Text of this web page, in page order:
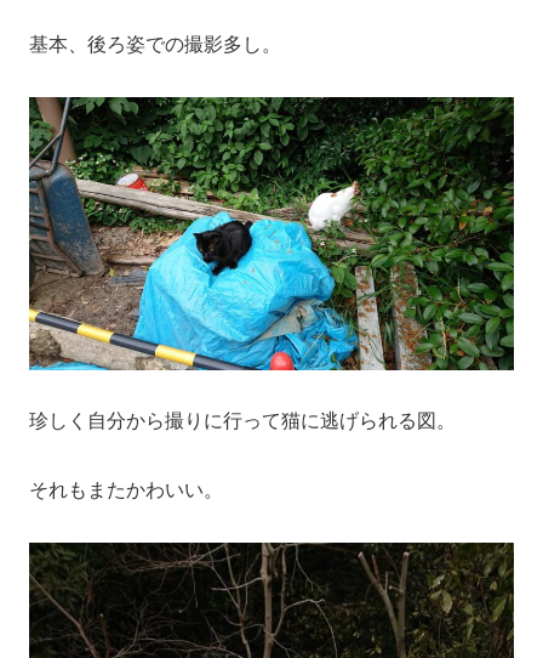
基本、後ろ姿での撮影多し。
珍しく自分から撮りに行って猫に逃げられる図。
それもまたかわいい。